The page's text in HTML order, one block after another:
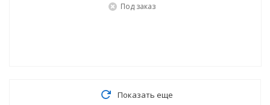
Под заказ
Показать еще